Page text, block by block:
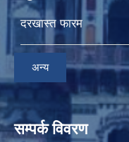
दरखास्त फारम
अन्य
सम्पर्क विवरण